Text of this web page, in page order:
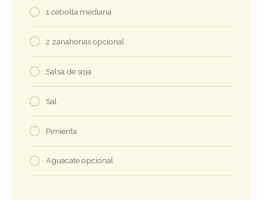
1 cebolla mediana
2 zanahorias opcional
Salsa de soja
Sal
Pimienta
Aguacate opcional